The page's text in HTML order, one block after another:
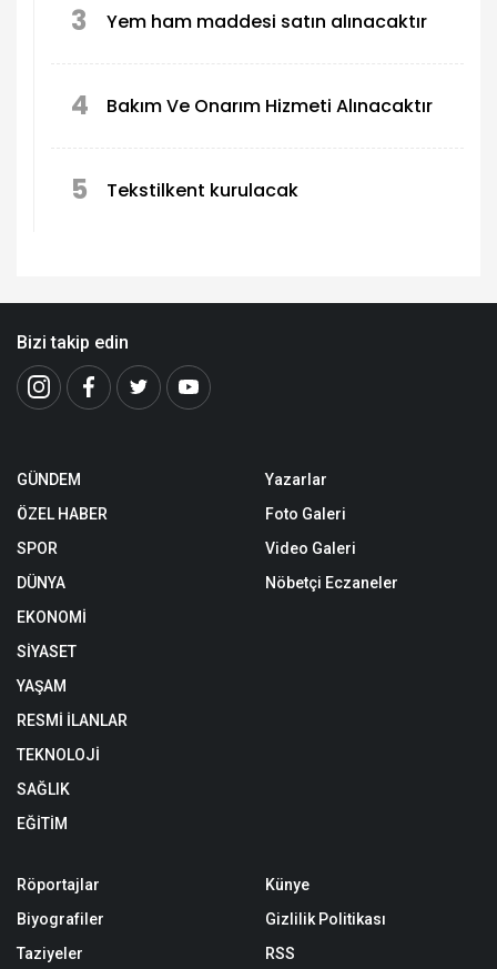
3 Yem ham maddesi satın alınacaktır
4 Bakım Ve Onarım Hizmeti Alınacaktır
5 Tekstilkent kurulacak
Bizi takip edin
GÜNDEM
ÖZEL HABER
SPOR
DÜNYA
EKONOMİ
SİYASET
YAŞAM
RESMİ İLANLAR
TEKNOLOJİ
SAĞLIK
EĞİTİM
Yazarlar
Foto Galeri
Video Galeri
Nöbetçi Eczaneler
Röportajlar
Biyografiler
Taziyeler
Künye
Gizlilik Politikası
RSS